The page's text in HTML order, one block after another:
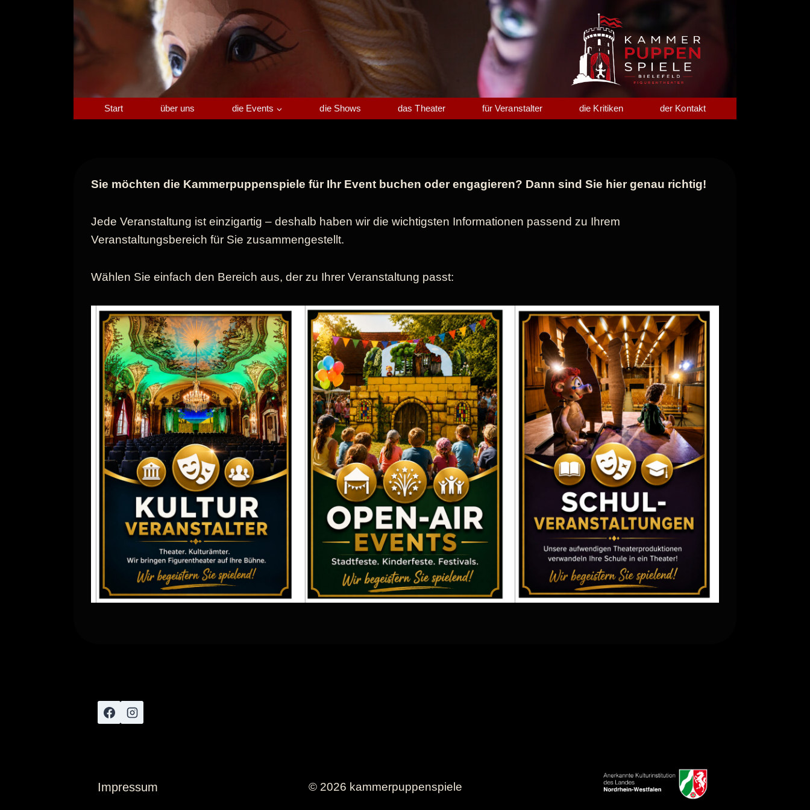
Start über uns die Events die Shows das Theater für Veranstalter die Kritiken der Kontakt
Sie möchten die Kammerpuppenspiele für Ihr Event buchen oder engagieren? Dann sind Sie hier genau richtig!
Jede Veranstaltung ist einzigartig – deshalb haben wir die wichtigsten Informationen passend zu Ihrem
Veranstaltungsbereich für Sie zusammengestellt.
Wählen Sie einfach den Bereich aus, der zu Ihrer Veranstaltung passt:
Impressum © 2026 kammerpuppenspiele